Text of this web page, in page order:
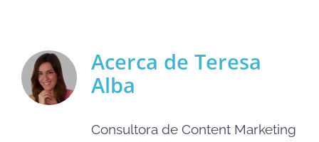
Acerca de Teresa
Alba
Consultora de Content Marketing